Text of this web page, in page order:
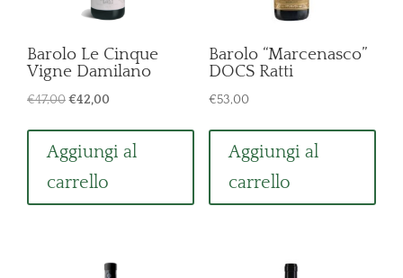
Barolo Le Cinque
Vigne Damilano
€47,00Il
originale
€47,00.
€42,00
attuale
Aggiungi al
carrello
Barolo “Marcenasco”
DOCS Ratti
€53,00
Aggiungi al
carrello